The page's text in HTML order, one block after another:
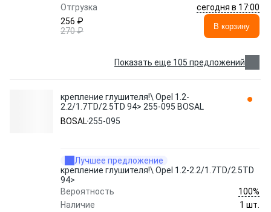
Отгрузка
сегодня в 17:00
256 ₽
270 ₽
В корзину
Показать еще 105 предложений
крепление глушителя!\ Opel 1.2-
2.2/1.7TD/2.5TD 94> 255-095 BOSAL
BOSAL255-095
Лучшее предложение
крепление глушителя!\ Opel 1.2-2.2/1.7TD/2.5TD
94>
Вероятность
100%
Наличие
1 шт.